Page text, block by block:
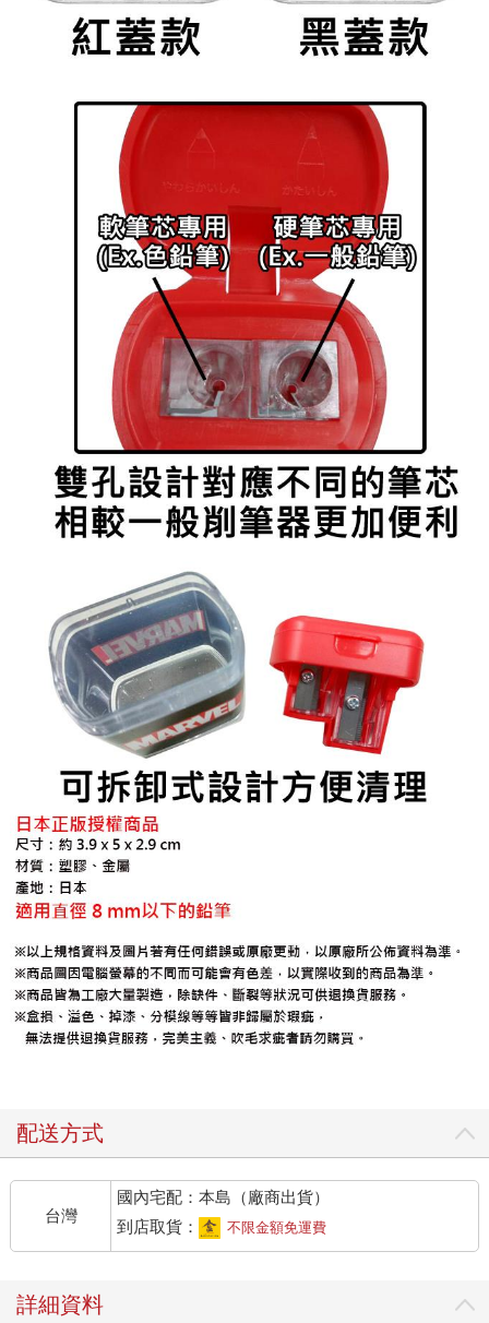
配送方式
台灣
國內宅配：本島（廠商出貨）
到店取貨：
不限金額免運費
詳細資料